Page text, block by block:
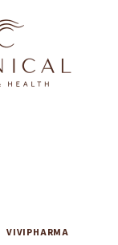
VIVIPHARMA